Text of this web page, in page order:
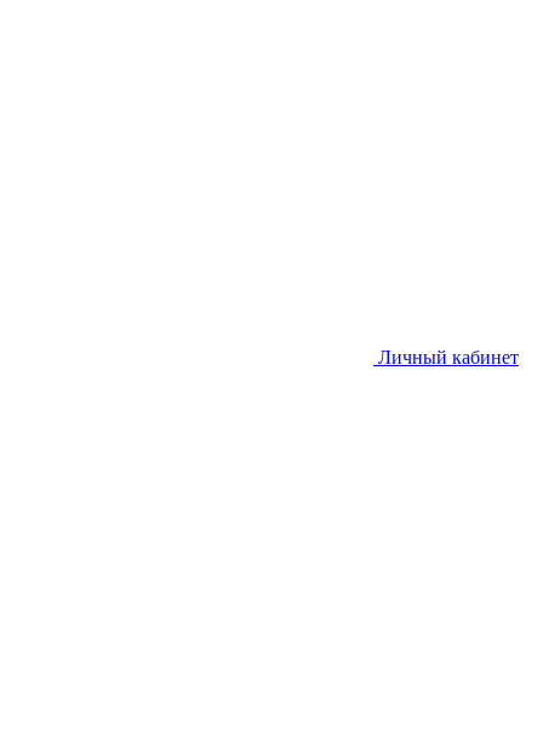
Личный кабинет